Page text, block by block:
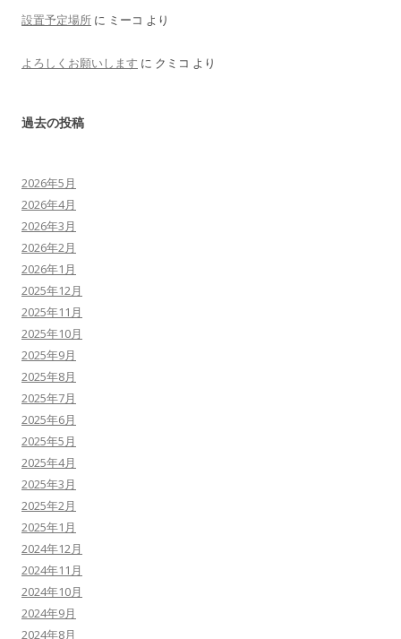
設置予定場所 に ミーコ より
よろしくお願いします に クミコ より
過去の投稿
2026年5月
2026年4月
2026年3月
2026年2月
2026年1月
2025年12月
2025年11月
2025年10月
2025年9月
2025年8月
2025年7月
2025年6月
2025年5月
2025年4月
2025年3月
2025年2月
2025年1月
2024年12月
2024年11月
2024年10月
2024年9月
2024年8月